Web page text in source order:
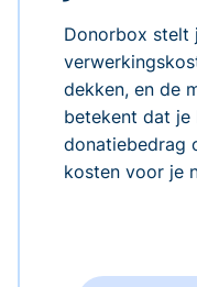
Donorbox stelt
dekken, en de
betekent dat je
donatiebedrag
kosten voor je